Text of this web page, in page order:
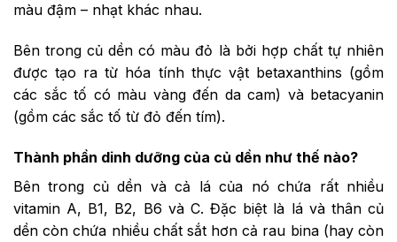
màu đậm – nhạt khác nhau.
Bên trong củ dền có màu đỏ là bởi hợp chất tự nhiên
được tạo ra từ hóa tính thực vật betaxanthins (gồm
các sắc tố có màu vàng đến da cam) và betacyanin
(gồm các sắc tố từ đỏ đến tím).
Thành phần dinh dưỡng của củ dền như thế nào?
Bên trong củ dền và cả lá của nó chứa rất nhiều
vitamin A, B1, B2, B6 và C. Đặc biệt là lá và thân củ
dền còn chứa nhiều chất sắt hơn cả rau bina (hay còn